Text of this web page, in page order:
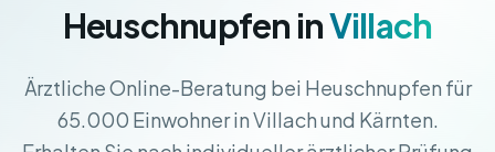
Heuschnupfen inVillach
Ärztliche Online-Beratung bei Heuschnupfen für
65.000 Einwohner in Villach und Kärnten.